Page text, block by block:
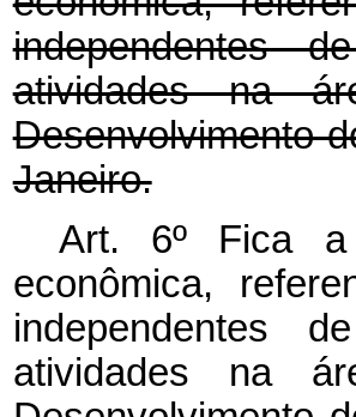
independentes
atividades na
Desenvolvimento
Janeiro.
Art. 6º Fica a
econômica,
independentes
atividades na